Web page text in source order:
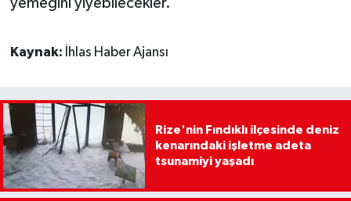
yemeğini yiyebilecekler.
Kaynak: İhlas Haber Ajansı
Rize'nin Fındıklı ilçesinde deniz
kenarındaki işletme adeta
tsunamiyi yaşadı